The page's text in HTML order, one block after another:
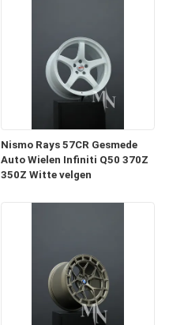
Nismo Rays 57CR Gesmede
Auto Wielen Infiniti Q50 370Z
350Z Witte velgen